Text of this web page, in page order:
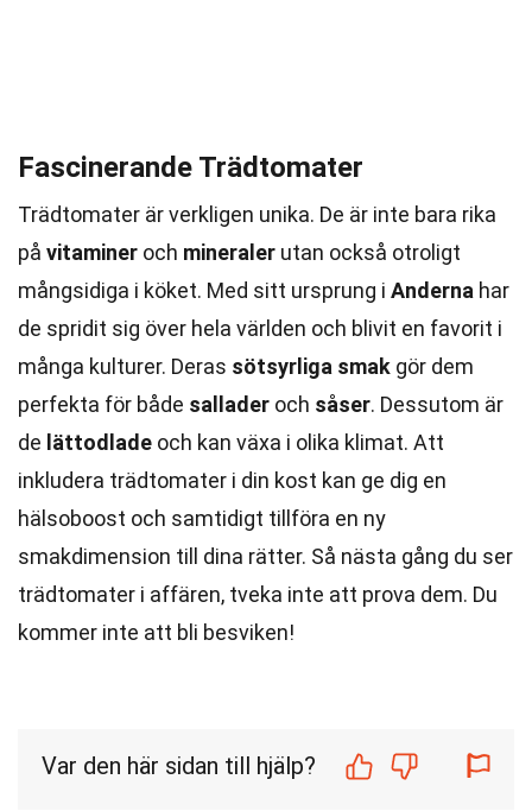
Fascinerande Trädtomater
Trädtomater är verkligen unika. De är inte bara rika
på vitaminer och mineraler utan också otroligt
mångsidiga i köket. Med sitt ursprung i Anderna har
de spridit sig över hela världen och blivit en favorit i
många kulturer. Deras sötsyrliga smak gör dem
perfekta för både sallader och såser. Dessutom är
de lättodlade och kan växa i olika klimat. Att
inkludera trädtomater i din kost kan ge dig en
hälsoboost och samtidigt tillföra en ny
smakdimension till dina rätter. Så nästa gång du ser
trädtomater i affären, tveka inte att prova dem. Du
kommer inte att bli besviken!
Var den här sidan till hjälp?